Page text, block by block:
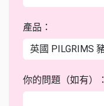
產品：
你的問題（如有）：